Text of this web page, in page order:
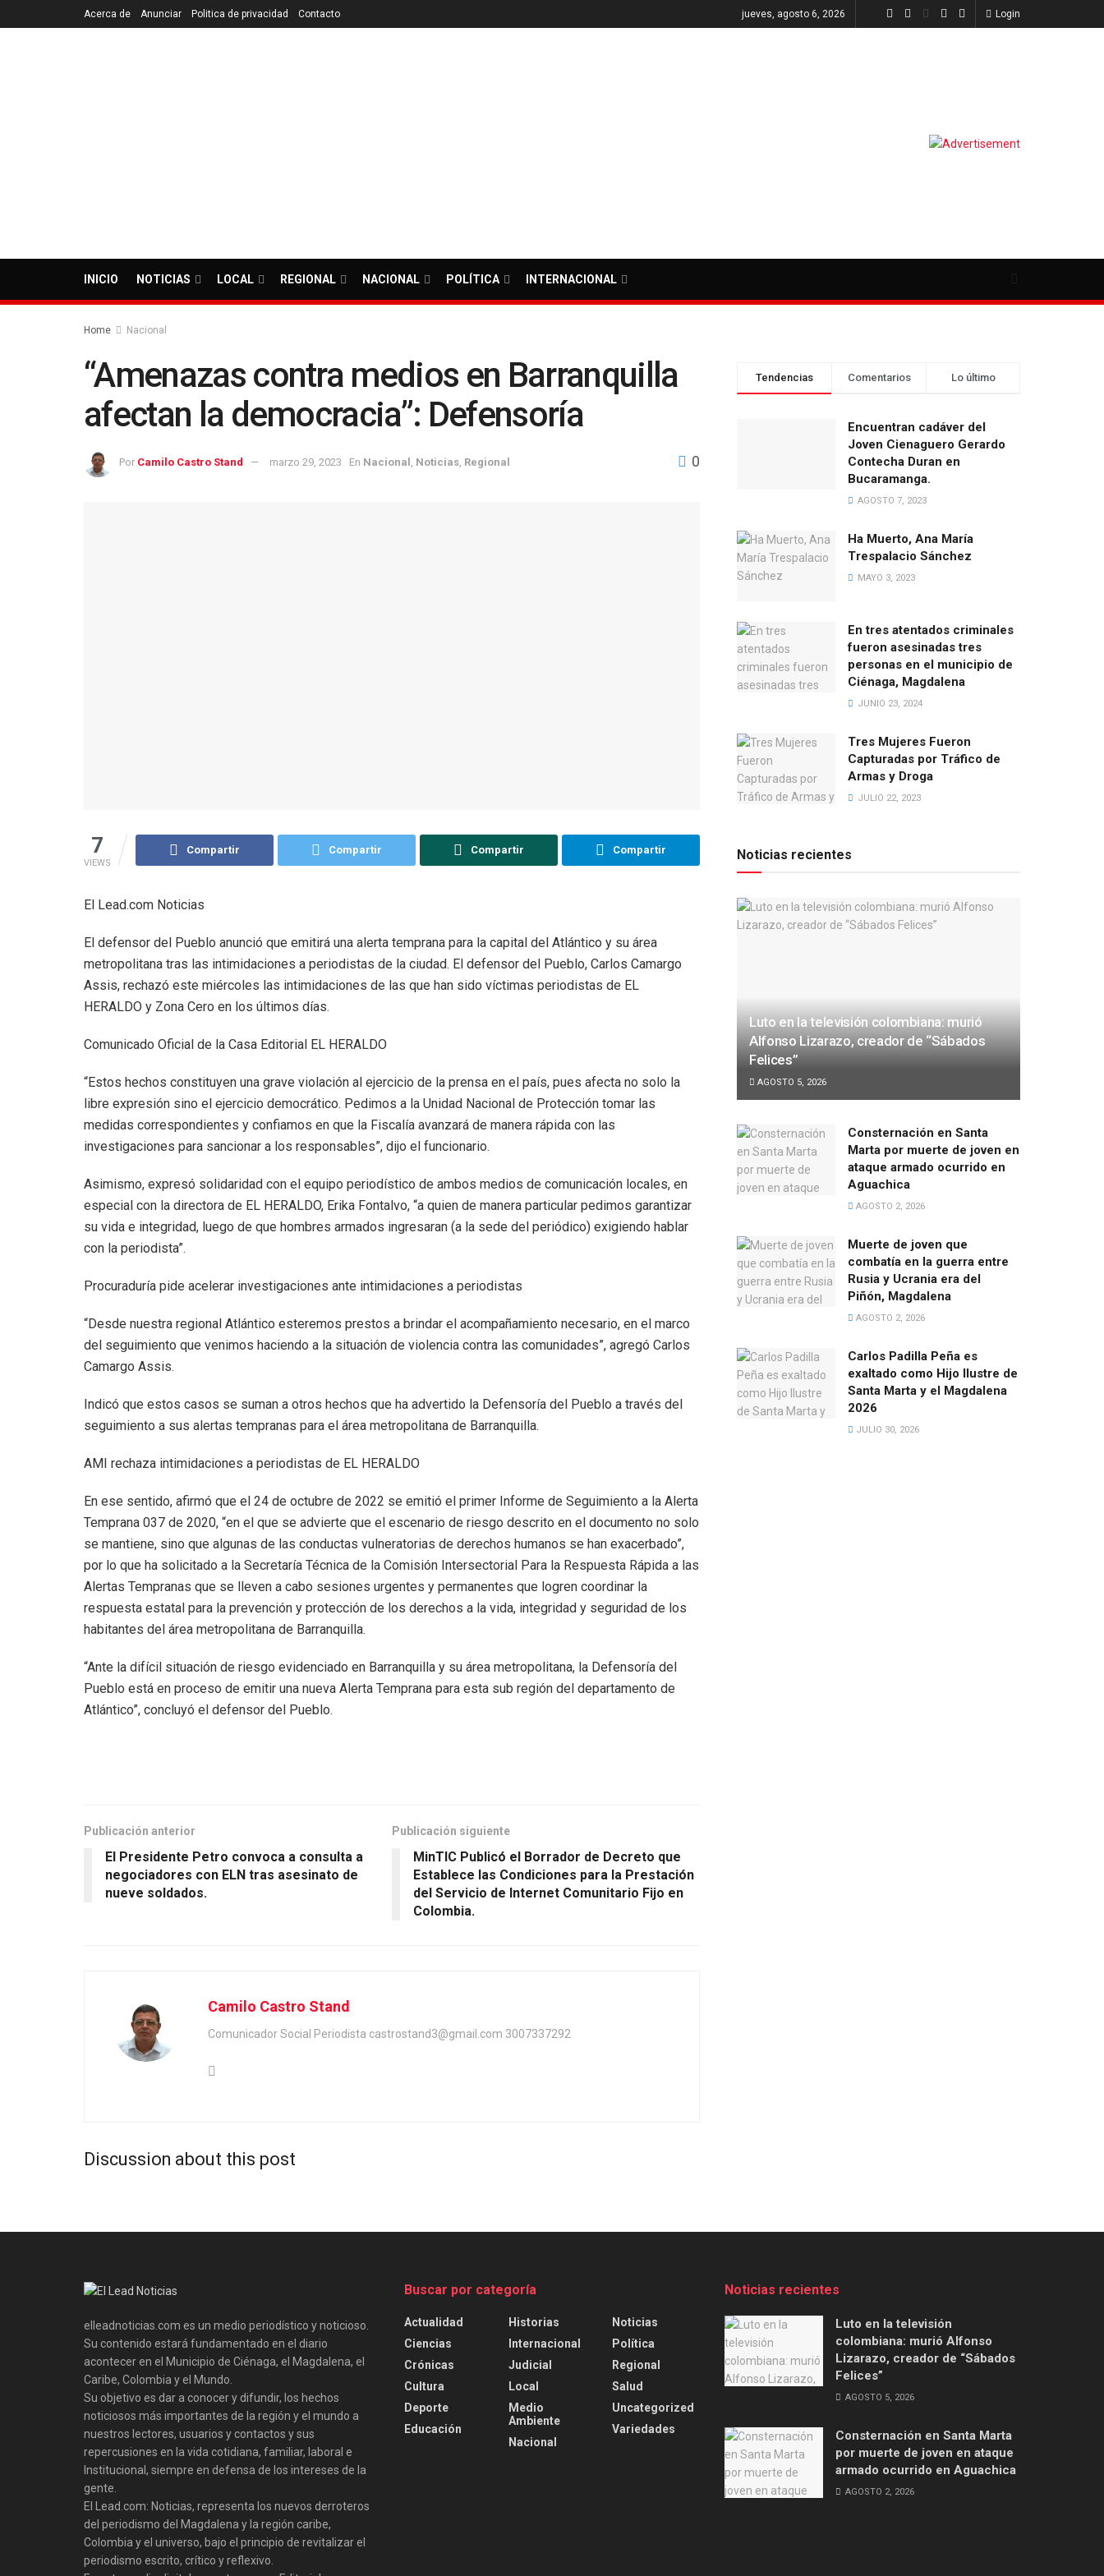
Acerca de Anunciar Politica de privacidad Contacto jueves, agosto 6, 2026 Login
INICIO NOTICIAS LOCAL REGIONAL NACIONAL POLÍTICA INTERNACIONAL
Home Nacional
“Amenazas contra medios en Barranquilla
afectan la democracia”: Defensoría
Por Camilo Castro Stand marzo 29, 2023 En Nacional Noticias Regional 0
7
VIEWS
Compartir Compartir Compartir Compartir
El Lead.com Noticias
El defensor del Pueblo anunció que emitirá una alerta temprana para la capital del Atlántico y su área
metropolitana tras las intimidaciones a periodistas de la ciudad. El defensor del Pueblo, Carlos Camargo
Assis, rechazó este miércoles las intimidaciones de las que han sido víctimas periodistas de EL
HERALDO y Zona Cero en los últimos días.
Comunicado Oficial de la Casa Editorial EL HERALDO
“Estos hechos constituyen una grave violación al ejercicio de la prensa en el país, pues afecta no solo la
libre expresión sino el ejercicio democrático. Pedimos a la Unidad Nacional de Protección tomar las
medidas correspondientes y confiamos en que la Fiscalía avanzará de manera rápida con las
investigaciones para sancionar a los responsables”, dijo el funcionario.
Asimismo, expresó solidaridad con el equipo periodístico de ambos medios de comunicación locales, en
especial con la directora de EL HERALDO, Erika Fontalvo, “a quien de manera particular pedimos garantizar
su vida e integridad, luego de que hombres armados ingresaran (a la sede del periódico) exigiendo hablar
con la periodista”.
Procuraduría pide acelerar investigaciones ante intimidaciones a periodistas
“Desde nuestra regional Atlántico esteremos prestos a brindar el acompañamiento necesario, en el marco
del seguimiento que venimos haciendo a la situación de violencia contra las comunidades”, agregó Carlos
Camargo Assis.
Indicó que estos casos se suman a otros hechos que ha advertido la Defensoría del Pueblo a través del
seguimiento a sus alertas tempranas para el área metropolitana de Barranquilla.
AMI rechaza intimidaciones a periodistas de EL HERALDO
En ese sentido, afirmó que el 24 de octubre de 2022 se emitió el primer Informe de Seguimiento a la Alerta
Temprana 037 de 2020, “en el que se advierte que el escenario de riesgo descrito en el documento no solo
se mantiene, sino que algunas de las conductas vulneratorias de derechos humanos se han exacerbado”,
por lo que ha solicitado a la Secretaría Técnica de la Comisión Intersectorial Para la Respuesta Rápida a las
Alertas Tempranas que se lleven a cabo sesiones urgentes y permanentes que logren coordinar la
respuesta estatal para la prevención y protección de los derechos a la vida, integridad y seguridad de los
habitantes del área metropolitana de Barranquilla.
“Ante la difícil situación de riesgo evidenciado en Barranquilla y su área metropolitana, la Defensoría del
Pueblo está en proceso de emitir una nueva Alerta Temprana para esta sub región del departamento de
Atlántico”, concluyó el defensor del Pueblo.
Publicación anterior
El Presidente Petro convoca a consulta a
negociadores con ELN tras asesinato de
nueve soldados.
Publicación siguiente
MinTIC Publicó el Borrador de Decreto que
Establece las Condiciones para la Prestación
del Servicio de Internet Comunitario Fijo en
Colombia.
Camilo Castro Stand
Comunicador Social Periodista castrostand3@gmail.com 3007337292
Discussion about this post
Tendencias Comentarios Lo último
Encuentran cadáver del
Joven Cienaguero Gerardo
Contecha Duran en
Bucaramanga.
AGOSTO 7, 2023
Ha Muerto, Ana María
Trespalacio Sánchez
MAYO 3, 2023
En tres atentados criminales
fueron asesinadas tres
personas en el municipio de
Ciénaga, Magdalena
JUNIO 23, 2024
Tres Mujeres Fueron
Capturadas por Tráfico de
Armas y Droga
JULIO 22, 2023
Noticias recientes
Luto en la televisión colombiana: murió
Alfonso Lizarazo, creador de “Sábados
Felices”
AGOSTO 5, 2026
Consternación en Santa
Marta por muerte de joven en
ataque armado ocurrido en
Aguachica
AGOSTO 2, 2026
Muerte de joven que
combatía en la guerra entre
Rusia y Ucrania era del
Piñón, Magdalena
AGOSTO 2, 2026
Carlos Padilla Peña es
exaltado como Hijo Ilustre de
Santa Marta y el Magdalena
2026
JULIO 30, 2026
elleadnoticias.com es un medio periodístico y noticioso.
Su contenido estará fundamentado en el diario
acontecer en el Municipio de Ciénaga, el Magdalena, el
Caribe, Colombia y el Mundo.
Su objetivo es dar a conocer y difundir, los hechos
noticiosos más importantes de la región y el mundo a
nuestros lectores, usuarios y contactos y sus
repercusiones en la vida cotidiana, familiar, laboral e
Institucional, siempre en defensa de los intereses de la
gente.
El Lead.com: Noticias, representa los nuevos derroteros
del periodismo del Magdalena y la región caribe,
Colombia y el universo, bajo el principio de revitalizar el
periodismo escrito, crítico y reflexivo.
Buscar por categoría
Actualidad
Ciencias
Crónicas
Cultura
Deporte
Educación
Historias
Internacional
Judicial
Local
Medio
Ambiente
Nacional
Noticias
Política
Regional
Salud
Uncategorized
Variedades
Noticias recientes
Luto en la televisión
colombiana: murió Alfonso
Lizarazo, creador de “Sábados
Felices”
AGOSTO 5, 2026
Consternación en Santa Marta
por muerte de joven en ataque
armado ocurrido en Aguachica
AGOSTO 2, 2026